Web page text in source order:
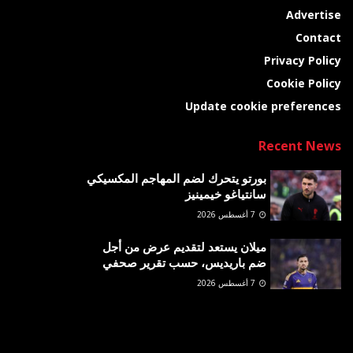
Advertise
Contact
Privacy Policy
Cookie Policy
Update cookie preferences
Recent News
بورتو يتحرك لضم المهاجم المكسيكي
سانتياغو خيمينيز
ميلان يستعد لتقديم عرض من أجل
ضم باريديس، حسب تقرير صحفي